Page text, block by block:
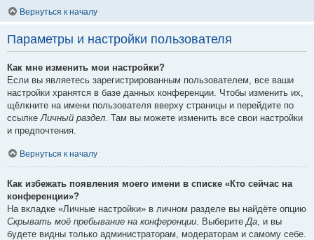
Вернуться к началу
Параметры и настройки пользователя
Как мне изменить мои настройки?
Если вы являетесь зарегистрированным пользователем, все ваши
настройки хранятся в базе данных конференции. Чтобы изменить их,
щёлкните на имени пользователя вверху страницы и перейдите по
ссылке Личный раздел . Там вы можете изменить все свои настройки
и предпочтения.
Вернуться к началу
Как избежать появления моего имени в списке «Кто сейчас на
конференции»?
На вкладке «Личные настройки» в личном разделе вы найдёте опцию
Скрывать моё пребывание на конференции . Выберите Да , и вы
будете видны только администраторам, модераторам и самому себе.